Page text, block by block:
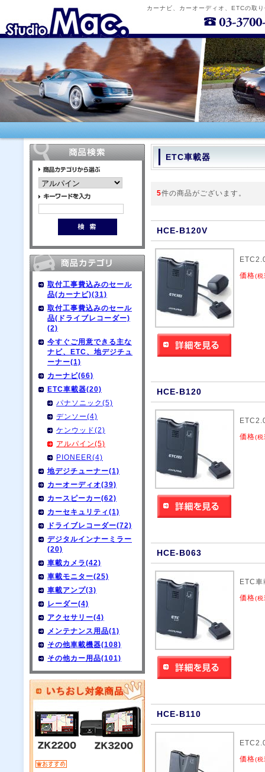
カーナビ、カーオーディオ、ETCの取
取付工事費込みのセール
品(カーナビ)(31)
取付工事費込みのセール
品(ドライブレコーダー)
(2)
今すぐご用意できる主な
ナビ、ETC、地デジチュ
ーナー(1)
カーナビ(66)
ETC車載器(20)
パナソニック(5)
デンソー(4)
ケンウッド(2)
アルパイン(5)
PIONEER(4)
地デジチューナー(1)
カーオーディオ(39)
カースピーカー(62)
カーセキュリティ(1)
ドライブレコーダー(72)
デジタルインナーミラー
(20)
車載カメラ(42)
車載モニター(25)
車載アンプ(3)
レーダー(4)
アクセサリー(4)
メンテナンス用品(1)
その他車載機器(108)
その他カー用品(101)
ETC車載器
5件の商品がございます。
HCE-B120V
価格(税
HCE-B120
価格(税
HCE-B063
ETC車
価格(税
HCE-B110
価格(税